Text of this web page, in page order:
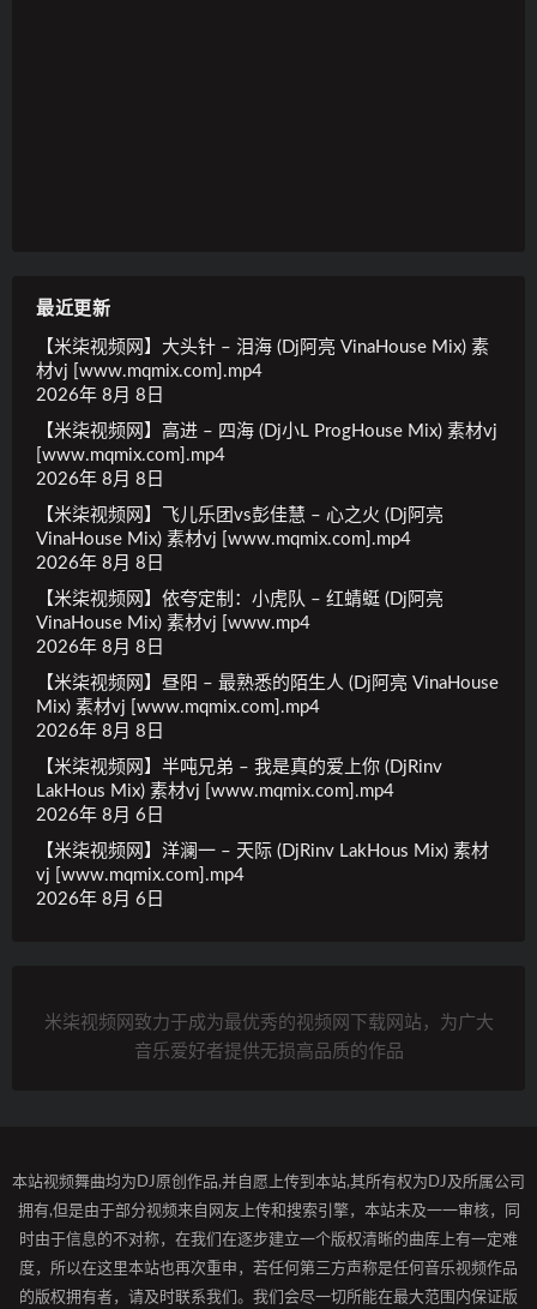
最近更新
【米柒视频网】大头针 – 泪海 (Dj阿亮 VinaHouse Mix) 素
材vj [www.mqmix.com].mp4
2026年 8月 8日
【米柒视频网】高进 – 四海 (Dj小L ProgHouse Mix) 素材vj
[www.mqmix.com].mp4
2026年 8月 8日
【米柒视频网】飞儿乐团vs彭佳慧 – 心之火 (Dj阿亮
VinaHouse Mix) 素材vj [www.mqmix.com].mp4
2026年 8月 8日
【米柒视频网】依夸定制：小虎队 – 红蜻蜓 (Dj阿亮
VinaHouse Mix) 素材vj [www.mp4
2026年 8月 8日
【米柒视频网】昼阳 – 最熟悉的陌生人 (Dj阿亮 VinaHouse
Mix) 素材vj [www.mqmix.com].mp4
2026年 8月 8日
【米柒视频网】半吨兄弟 – 我是真的爱上你 (DjRinv
LakHous Mix) 素材vj [www.mqmix.com].mp4
2026年 8月 6日
【米柒视频网】洋澜一 – 天际 (DjRinv LakHous Mix) 素材
vj [www.mqmix.com].mp4
2026年 8月 6日
米柒视频网致力于成为最优秀的视频网下载网站，为广大
音乐爱好者提供无损高品质的作品
本站视频舞曲均为DJ原创作品,并自愿上传到本站,其所有权为DJ及所属公司
拥有,但是由于部分视频来自网友上传和搜索引擎，本站未及一一审核，同
时由于信息的不对称，在我们在逐步建立一个版权清晰的曲库上有一定难
度，所以在这里本站也再次重申，若任何第三方声称是任何音乐视频作品
的版权拥有者，请及时联系我们。我们会尽一切所能在最大范围内保证版